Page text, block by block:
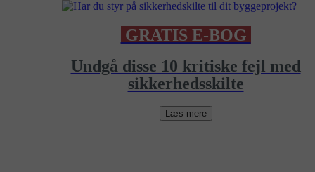
GRATIS E-BOG
Undgå disse 10 kritiske fejl med
sikkerhedsskilte
Læs mere